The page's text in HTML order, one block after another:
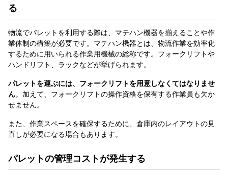
る
物流でパレットを利用する際は、マテハン機器を揃えることや作
業体制の構築が必要です。マテハン機器とは、物流作業を効率化
するために用いられる作業用機械の総称です。フォークリフトや
ハンドリフト、ラックなどが挙げられます。
パレットを運ぶには、フォークリフトを用意しなくてはなりませ
ん。加えて、フォークリフトの操作資格を保有する作業員も欠か
せません。
また、作業スペースを確保するために、倉庫内のレイアウトの見
直しが必要になる場合もあります。
パレットの管理コストが発生する